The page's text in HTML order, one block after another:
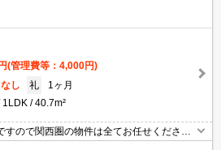
(管理費等：4,000円)
なし 礼
1ヶ月
1LDK 40.7m²
すので関西圏の物件は全てお任せくださ
当店までお気軽にお問い合わせくださいま